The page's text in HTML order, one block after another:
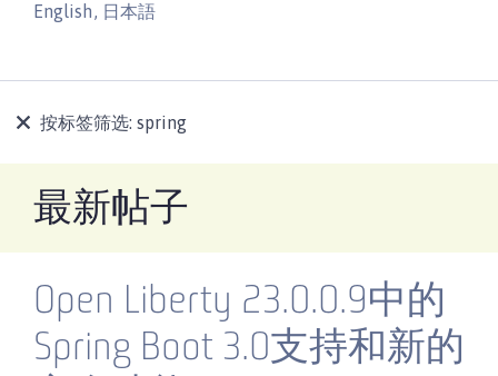
English, 日本語
按标签筛选: spring
最新帖子
Open Liberty 23.0.0.9中的
Spring Boot 3.0支持和新的